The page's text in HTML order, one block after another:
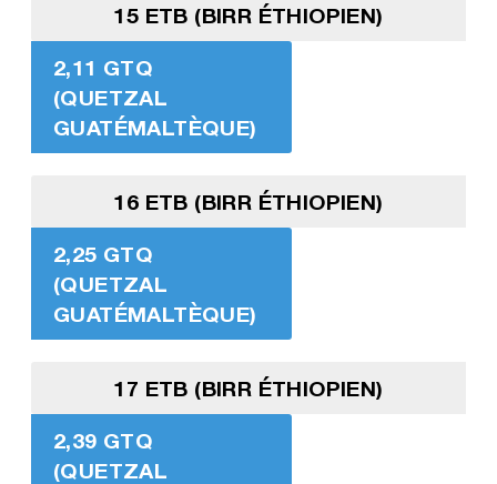
15 ETB (BIRR ÉTHIOPIEN)
2,11 GTQ
(QUETZAL
GUATÉMALTÈQUE)
16 ETB (BIRR ÉTHIOPIEN)
2,25 GTQ
(QUETZAL
GUATÉMALTÈQUE)
17 ETB (BIRR ÉTHIOPIEN)
2,39 GTQ
(QUETZAL